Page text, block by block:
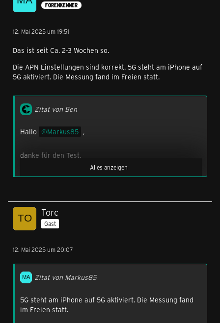
FORENKENNER
12. Mai 2025 um 19:51
Das ist seit Ca. 2-3 Wochen so.
Die APN Einstellungen sind korrekt. 5G steht am iPhone auf
5G aktiviert. Die Messung fand im Freien statt.
Zitat von Ben
Hallo Markus85 ,
danke für den Test.
Seit wann ist es bei dir so?
Hast du im Handy die Netztypen 5G und LTE erlaubt?
Hast du die richtigen
Gruß Ben
Alles anzeigen
Torc
Gast
12. Mai 2025 um 20:07
Zitat von Markus85
5G steht am iPhone auf 5G aktiviert. Die Messung fand
im Freien statt.